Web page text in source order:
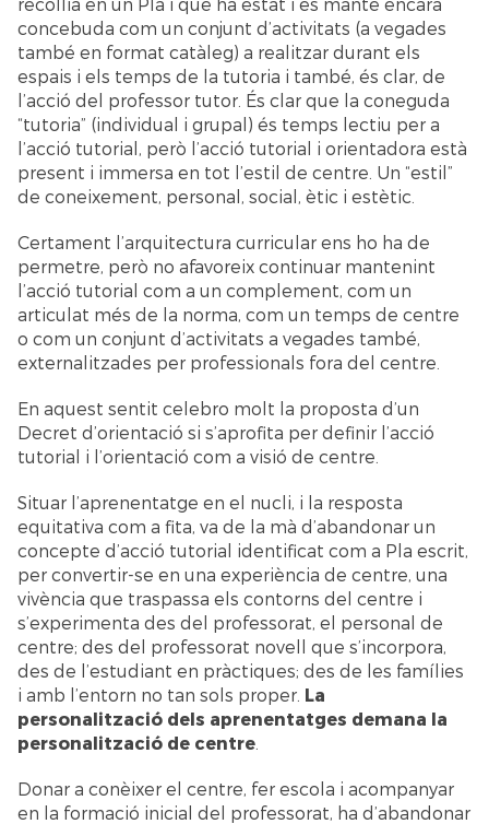
concebuda com un conjunt d’activitats (a vegades
també en format catàleg) a realitzar durant els
espais i els temps de la tutoria i també, és clar, de
l’acció del professor tutor. És clar que la coneguda
“tutoria” (individual i grupal) és temps lectiu per a
l’acció tutorial, però l’acció tutorial i orientadora està
present i immersa en tot l’estil de centre. Un “estil”
de coneixement, personal, social, ètic i estètic.
Certament l’arquitectura curricular ens ho ha de
permetre, però no afavoreix continuar mantenint
l’acció tutorial com a un complement, com un
articulat més de la norma, com un temps de centre
o com un conjunt d’activitats a vegades també,
externalitzades per professionals fora del centre.
En aquest sentit celebro molt la proposta d’un
Decret d’orientació si s’aprofita per definir l’acció
tutorial i l’orientació com a visió de centre.
Situar l’aprenentatge en el nucli, i la resposta
equitativa com a fita, va de la mà d’abandonar un
concepte d’acció tutorial identificat com a Pla escrit,
per convertir-se en una experiència de centre, una
vivència que traspassa els contorns del centre i
s’experimenta des del professorat, el personal de
centre; des del professorat novell que s’incorpora,
des de l’estudiant en pràctiques; des de les famílies
i amb l’entorn no tan sols proper. La
personalització dels aprenentatges demana la
personalització de centre
Donar a conèixer el centre, fer escola i acompanyar
en la formació inicial del professorat, ha d’abandonar